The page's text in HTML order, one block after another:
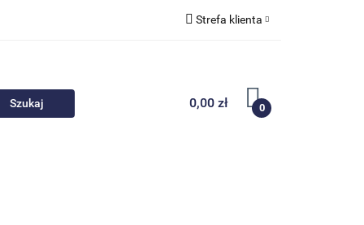
Strefa klienta
Zarejestruj się
Dodaj zgłoszenie
0,00 zł 0